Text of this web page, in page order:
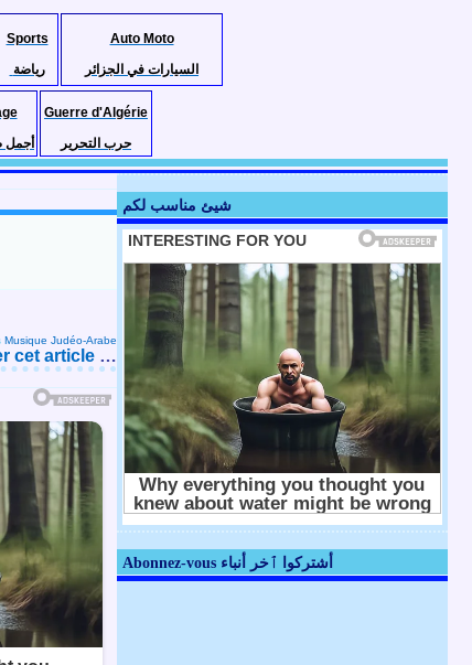
Sports
رياضة
Auto Moto
السيارات في الجزائر
أجمل
Guerre d'Algérie
حرب التحرير
Musique Judéo-Arabe
cet article …
شيئ مناسب لكم
Abonnez-vous أشتركوا ٱخر أنباء